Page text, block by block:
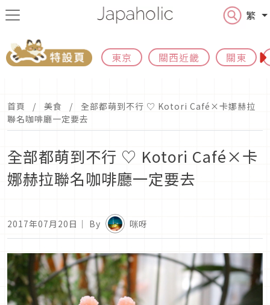
繁
東京 關西近畿 關東
首頁 美食
全部都萌到不行 ♡ Kotori Café×卡娜赫拉
聯名咖啡廳一定要去
全部都萌到不行 ♡ Kotori Café×卡
娜赫拉聯名咖啡廳一定要去
2017年07月20日 ｜ By 咪呀